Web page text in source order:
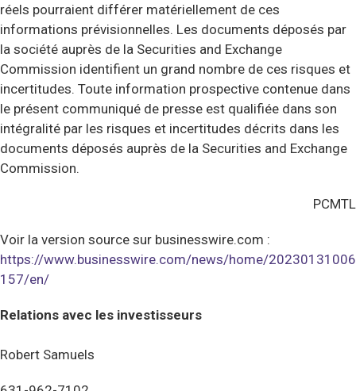
réels pourraient différer matériellement de ces
informations prévisionnelles. Les documents déposés par
la société auprès de la Securities and Exchange
Commission identifient un grand nombre de ces risques et
incertitudes. Toute information prospective contenue dans
le présent communiqué de presse est qualifiée dans son
intégralité par les risques et incertitudes décrits dans les
documents déposés auprès de la Securities and Exchange
Commission.
PCMTL
Voir la version source sur businesswire.com :
https://www.businesswire.com/news/home/20230131006
157/en/
Relations avec les investisseurs
Robert Samuels